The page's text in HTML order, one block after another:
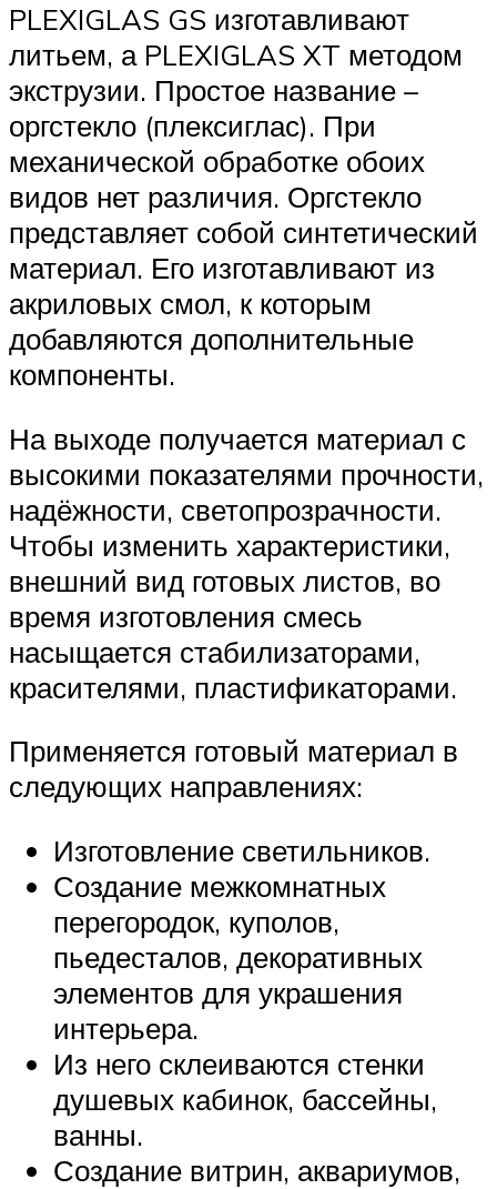
PLEXIGLAS GS изготавливают
литьем, а PLEXIGLAS XT методом
экструзии. Простое название –
оргстекло (плексиглас). При
механической обработке обоих
видов нет различия. Оргстекло
представляет собой синтетический
материал. Его изготавливают из
акриловых смол, к которым
добавляются дополнительные
компоненты.
На выходе получается материал с
высокими показателями прочности,
надёжности, светопрозрачности.
Чтобы изменить характеристики,
внешний вид готовых листов, во
время изготовления смесь
насыщается стабилизаторами,
красителями, пластификаторами.
Применяется готовый материал в
следующих направлениях:
Изготовление светильников.
Создание межкомнатных
перегородок, куполов,
пьедесталов, декоративных
элементов для украшения
интерьера.
Из него склеиваются стенки
душевых кабинок, бассейны,
ванны.
Создание витрин, аквариумов,